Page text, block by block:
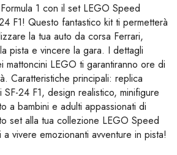
1 con il set LEGO Speed
F1! Questo fantastico kit ti permetterà
la tua auto da corsa Ferrari,
pista e vincere la gara. I dettagli
mattoncini LEGO ti garantiranno ore di
Caratteristiche principali: replica
24 F1, design realistico, minifigure
a bambini e adulti appassionati di
set alla tua collezione LEGO Speed
vivere emozionanti avventure in pista!